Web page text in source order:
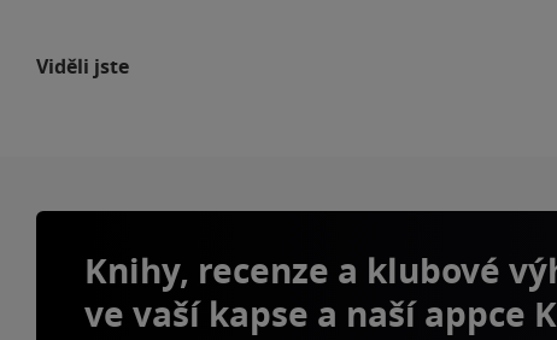
Viděli jste
Knihy, recenze a klubové
ve vaší kapse a naší appce